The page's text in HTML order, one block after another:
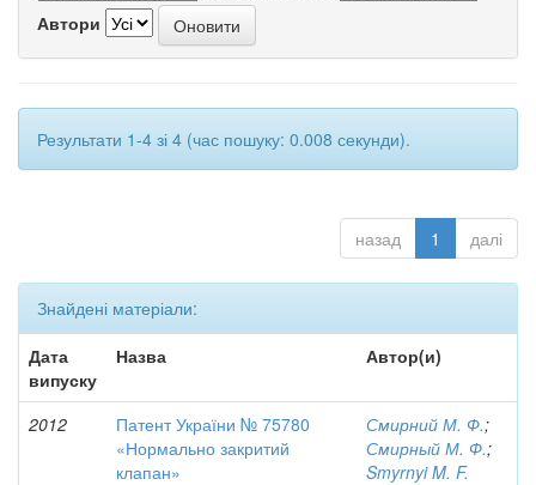
Автори
Результати 1-4 зі 4 (час пошуку: 0.008 секунди).
назад 1 далі
Знайдені матеріали:
Дата
випуску
Назва Автор(и)
2012
Патент України № 75780
«Нормально закритий
клапан»
Смирний М. Ф.;
Смирный М. Ф.;
Smyrnyi M. F.